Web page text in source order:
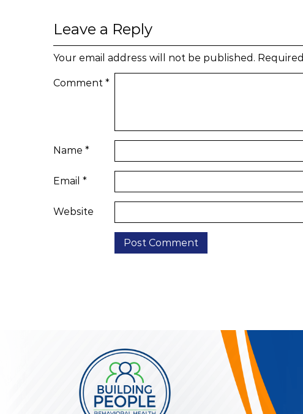
Leave a Reply
Your email address will not be published.
Comment *
Name *
Email *
Website